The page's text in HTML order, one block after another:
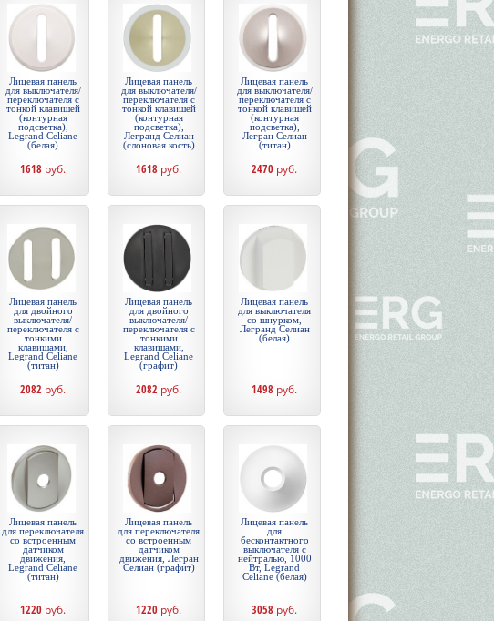
Лицевая панель
для выключателя/
переключателя с
тонкой клавишей
(контурная
подсветка),
Legrand Celiane
(белая)
1618 руб.
Лицевая панель
для выключателя/
переключателя с
тонкой клавишей
(контурная
подсветка),
Легранд Селиан
(слоновая кость)
1618 руб.
Лицевая панель
для выключателя/
переключателя с
тонкой клавишей
(контурная
подсветка),
Легран Селиан
(титан)
2470 руб.
Лицевая панель
для двойного
выключателя/
переключателя с
тонкими
клавишами,
Legrand Celiane
(титан)
2082 руб.
Лицевая панель
для двойного
выключателя/
переключателя с
тонкими
клавишами,
Legrand Celiane
(графит)
2082 руб.
Лицевая панель
для выключателя
со шнурком,
Легранд Селиан
(белая)
1498 руб.
Лицевая панель
для переключателя
со встроенным
датчиком
движения,
Legrand Celiane
(титан)
1220 руб.
Лицевая панель
для переключателя
со встроенным
датчиком
движения, Легран
Селиан (графит)
1220 руб.
Лицевая панель
для
бесконтактного
выключателя с
нейтралью, 1000
Вт, Legrand
Celiane (белая)
3058 руб.